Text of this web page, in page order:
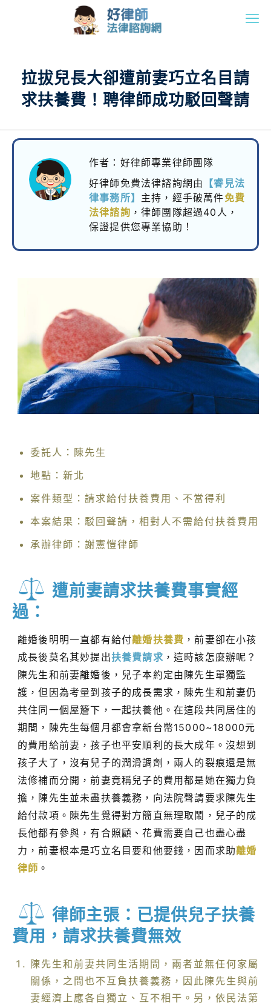
拉拔兒長大卻遭前妻巧立名目請
求扶養費！聘律師成功駁回聲請
作者：好律師專業律師團隊
好律師免費法律諮詢網由
【睿見法
律事務所】 主持， 經手破萬件免費
法律諮詢 ，律師團隊超過40人，
保證提供您專業協助！
委託人：陳先生
地點：新北
案件類型：請求給付扶養費用、不當得利
本案結果：駁回聲請，相對人不需給付扶養費用
承辦律師：謝憲愷律師
遭前妻請求扶養費事實經
過：
離婚後明明一直都有給付離婚扶養費 ，前妻卻在小孩
成長後莫名其妙提出扶養費請求 ，這時該怎麼辦呢？
陳先生和前妻離婚後，兒子本約定由陳先生單獨監
護，但因為考量到孩子的成長需求，陳先生和前妻仍
共住同一個屋簷下，一起扶養他。在這段共同居住的
期間，陳先生每個月都會拿新台幣15000~18000元
的費用給前妻，孩子也平安順利的長大成年。沒想到
孩子大了，沒有兒子的潤滑調劑，兩人的裂痕還是無
法修補而分開，前妻竟稱兒子的費用都是她在獨力負
擔，陳先生並未盡扶養義務，向法院聲請要求陳先生
給付款項。陳先生覺得對方簡直無理取鬧，兒子的成
長他都有參與，有合照顧、花費需要自己也盡心盡
力，前妻根本是巧立名目要和他要錢，因而求助離婚
律師 。
律師主張：已提供兒子扶養
費用，請求扶養費無效
陳先生和前妻共同生活期間，兩者並無任何家屬
關係，之間也不互負扶養義務，因此陳先生與前
妻經濟上應各自獨立、互不相干。另，依民法第